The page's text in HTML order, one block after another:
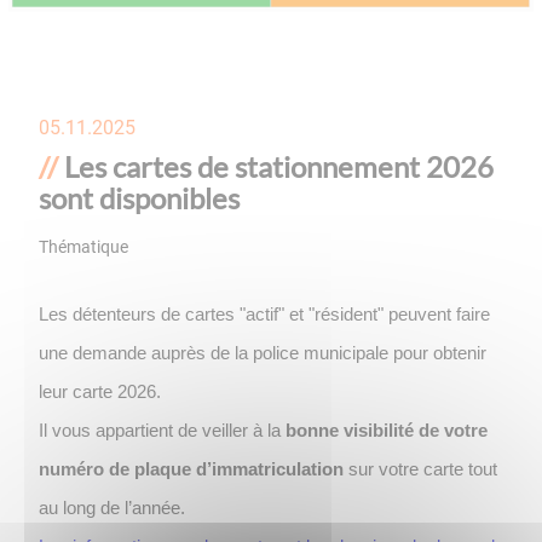
05.11.2025
Les cartes de stationnement 2026
sont disponibles
Thématique
Les détenteurs de cartes "actif" et "résident" peuvent faire
une demande auprès de la police municipale pour obtenir
leur carte 2026.
Il vous appartient de veiller à la bonne visibilité de votre
numéro de plaque d’immatriculation sur votre carte tout
au long de l’année.